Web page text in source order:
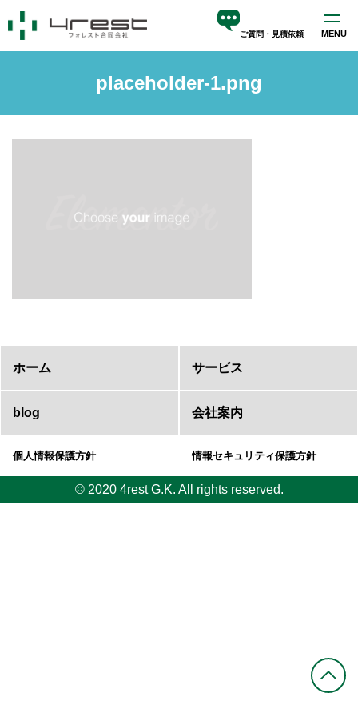
ご質問・見積依頼 MENU
placeholder-1.png
ホーム サービス
blog 会社案内
個人情報保護方針 情報セキュリティ保護方針
© 2020 4rest G.K. All rights reserved.